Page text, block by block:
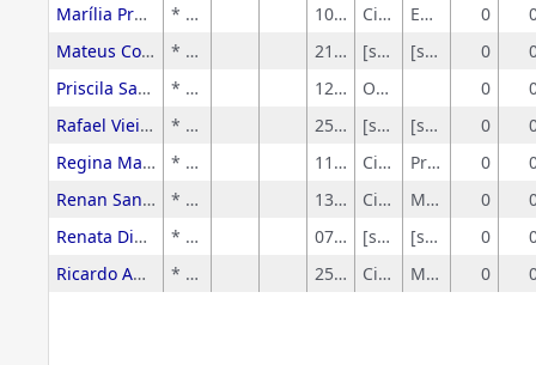
Marília Prado
* Sem rótulo 10/06/2025 Ciências Humanas Educação 0
Mateus Coqueiro Daniel de Souza
* Sem rótulo 21/12/2021 [sem-grandeArea] [sem-area] 0
Priscila Sampaio Szauter
* Sem rótulo 12/03/2014 Outros. 0
Rafael Vieira Bonangelo
* Sem rótulo 25/06/2025 [sem-grandeArea] [sem-area] 0
Regina Mariko Nakano
* Sem rótulo 11/06/2025 Ciências Exatas e da Terra Probabilidade e Estatística 0
Renan Sanchez Viestel
* Sem rótulo 13/11/2014 Ciências Exatas e da Terra Matemática 0
Renata Diniz Ramos
* Sem rótulo 07/04/2025 [sem-grandeArea] [sem-area] 0
Ricardo Angelo Monteiro Canale
* Sem rótulo 25/10/2025 Ciências Exatas e da Terra Matemática 0